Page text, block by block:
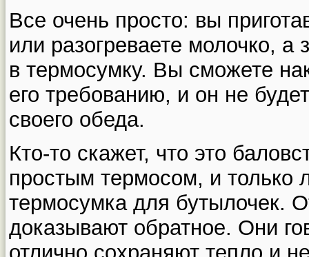
Все очень просто: вы
или разогреваете молочко, а
в термосумку. Вы сможете
его требованию, и он не
своего обеда.
Кто-то скажет, что это
простым термосом, и только
термосумка для бутылочек.
доказывают обратное. Они